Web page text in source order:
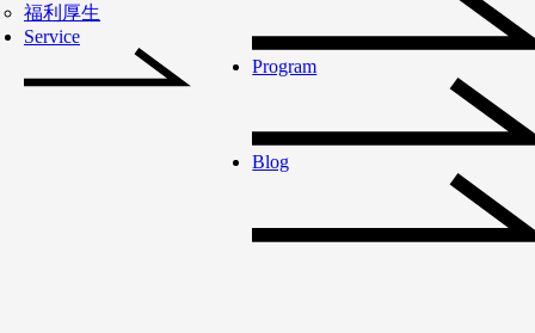
福利厚生
Service
Program
Blog
前をつくる」を事業ミッショ
ITフリーランスの支援を通じ
て、IT人材不足という社会課
題の解決に取り組んできまし